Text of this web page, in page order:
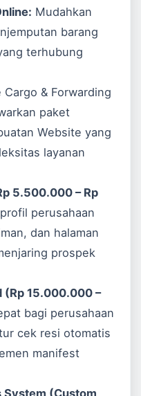
Mudahkan
barang
terhubung
& Forwarding
paket
Website yang
layanan
5.500.000 – Rp
perusahaan
dan halaman
prospek
15.000.000 –
bagi perusahaan
cek resi otomatis
manifest